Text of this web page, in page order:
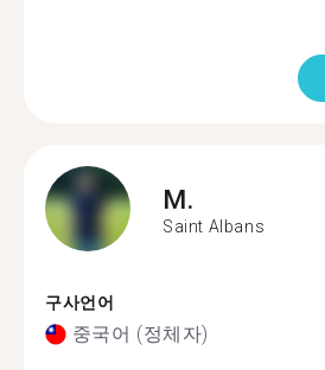
M.
Saint Albans
구사언어
중국어 (정체자)